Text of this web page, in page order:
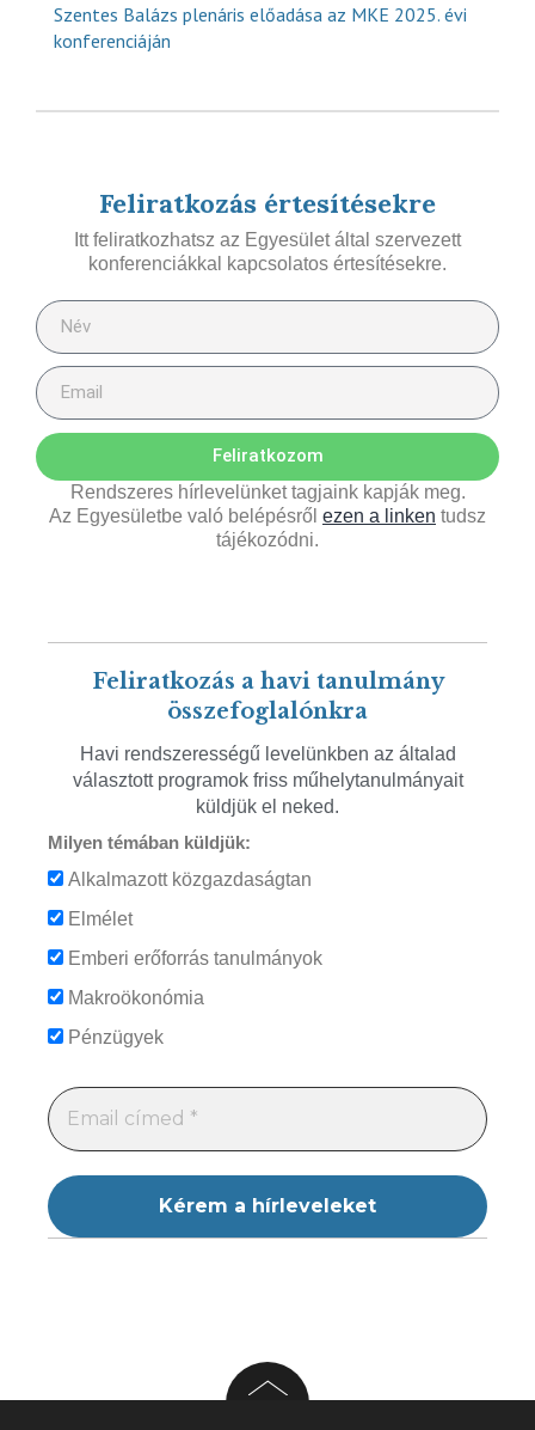
Szentes Balázs plenáris előadása az MKE 2025. évi
konferenciáján
Feliratkozás értesítésekre
Itt feliratkozhatsz az Egyesület által szervezett
konferenciákkal kapcsolatos értesítésekre.
Feliratkozom
Rendszeres hírlevelünket tagjaink kapják meg.
Az Egyesületbe való belépésről ezen a linken tudsz
tájékozódni.
Feliratkozás a havi tanulmány
összefoglalónkra
Havi rendszerességű levelünkben az általad
választott programok friss műhelytanulmányait
küldjük el neked.
Milyen témában küldjük:
Alkalmazott közgazdaságtan
Elmélet
Emberi erőforrás tanulmányok
Makroökonómia
Pénzügyek